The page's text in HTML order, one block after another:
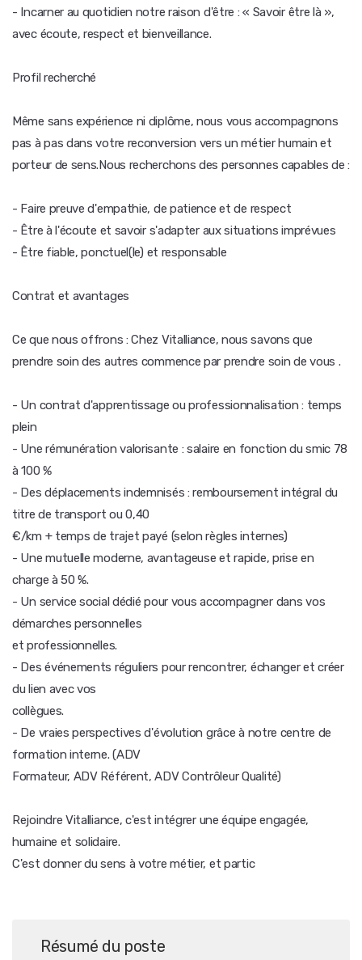
- Incarner au quotidien notre raison d'être : « Savoir être là »,
avec écoute, respect et bienveillance.
Profil recherché
Même sans expérience ni diplôme, nous vous accompagnons
pas à pas dans votre reconversion vers un métier humain et
porteur de sens.Nous recherchons des personnes capables de :
- Faire preuve d'empathie, de patience et de respect
- Être à l'écoute et savoir s'adapter aux situations imprévues
- Être fiable, ponctuel(le) et responsable
Contrat et avantages
Ce que nous offrons : Chez Vitalliance, nous savons que
prendre soin des autres commence par prendre soin de vous .
- Un contrat d'apprentissage ou professionnalisation : temps
plein
- Une rémunération valorisante : salaire en fonction du smic 78
à 100 %
- Des déplacements indemnisés : remboursement intégral du
titre de transport ou 0,40
€/km + temps de trajet payé (selon règles internes)
- Une mutuelle moderne, avantageuse et rapide, prise en
charge à 50 %.
- Un service social dédié pour vous accompagner dans vos
démarches personnelles
et professionnelles.
- Des événements réguliers pour rencontrer, échanger et créer
du lien avec vos
collègues.
- De vraies perspectives d'évolution grâce à notre centre de
formation interne. (ADV
Formateur, ADV Référent, ADV Contrôleur Qualité)
Rejoindre Vitalliance, c'est intégrer une équipe engagée,
humaine et solidaire.
C'est donner du sens à votre métier, et partic
Résumé du poste